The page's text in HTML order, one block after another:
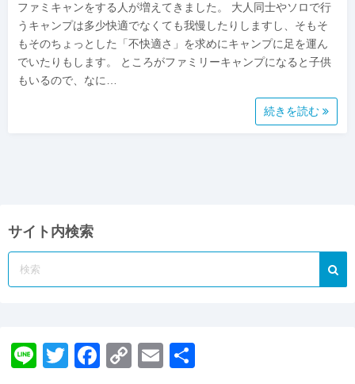
ファミキャンをする人が増えてきました。 大人同士やソロで行
うキャンプは多少快適でなくても我慢したりしますし、そもそ
もそのちょっとした「不快適さ」を求めにキャンプに足を運ん
でいたりもします。 ところがファミリーキャンプになると子供
もいるので、なに…
続きを読む
サイト内検索
Li
T
F
C
E